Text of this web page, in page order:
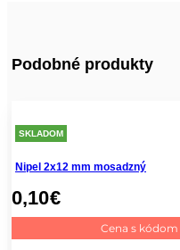
Podobné produkty
SKLADOM
Nipel 2x12 mm mosadzný
0,10€
Cena s kódom